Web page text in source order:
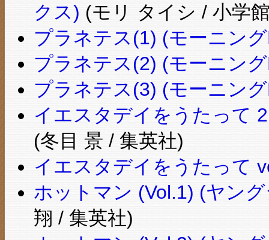
クス) (モリ タイシ / 小学
プラネテス(1) (モーニン
プラネテス(2) (モーニン
プラネテス(3) (モーニン
イエスタデイをうたって
(冬目 景 / 集英社)
イエスタデイをうたって
ホットマン (Vol.1) (ヤン
翔 / 集英社)